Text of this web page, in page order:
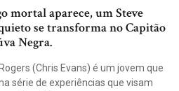
mortal aparece, um Steve
se transforma no Capitão
Negra.
(Chris Evans) é um jovem que
série de experiências que visam